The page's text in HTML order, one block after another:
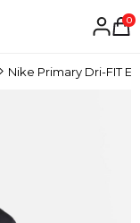
0
Nike Primary Dri-FIT